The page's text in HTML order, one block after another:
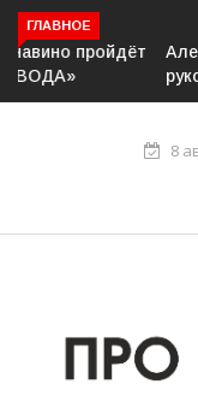
ГЛАВНОЕ
Александр
руководителями
8